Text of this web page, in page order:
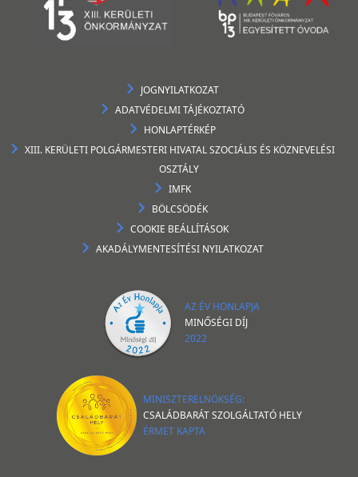
JOGNYILATKOZAT
ADATVÉDELMI TÁJÉKOZTATÓ
HONLAPTÉRKÉP
XIII. KERÜLETI POLGÁRMESTERI HIVATAL SZOCIÁLIS ÉS KÖZNEVELÉSI
OSZTÁLY
IMFK
BÖLCSÖDÉK
COOKIE BEÁLLÍTÁSOK
AKADÁLYMENTESÍTÉSI NYILATKOZAT
AZ ÉV HONLAPJA
MINŐSÉGI DÍJ
2022
MINISZTERELNÖKSÉG:
CSALÁDBARÁT SZOLGÁLTATÓ HELY
ÉRMET KAPTA